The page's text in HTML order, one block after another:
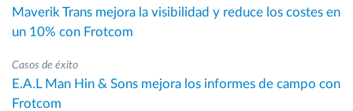
Maverik Trans mejora la visibilidad y reduce los costes en
un 10% con Frotcom
Casos de éxito
E.A.L Man Hin & Sons mejora los informes de campo con
Frotcom